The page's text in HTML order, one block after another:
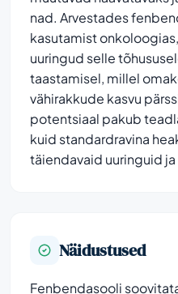
nad. Arvestades
kasutamist
uuringud selle
taastamisel, millel
vähirakkude kasvu
potentsiaal pakub
kuid standardravina
täiendavaid uuringuid
Näidustused
Fenbendasooli